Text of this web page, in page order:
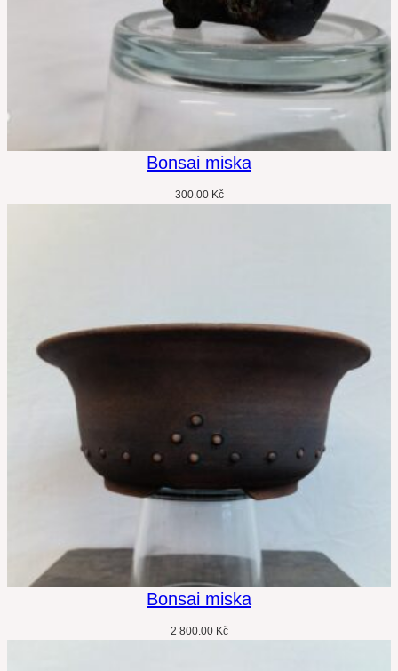
Bonsai miska
300.00 Kč
Bonsai miska
2 800.00 Kč